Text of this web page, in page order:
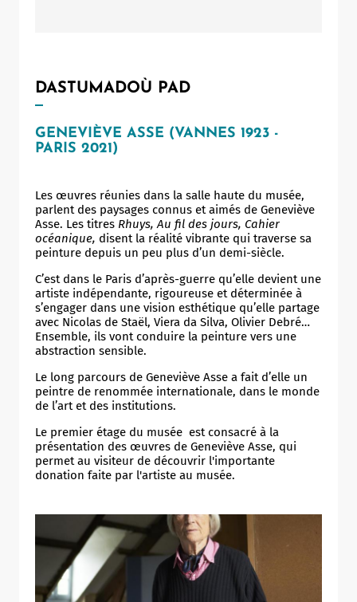
DASTUMADOÙ PAD
GENEVIÈVE ASSE (VANNES 1923 -
PARIS 2021)
Les œuvres réunies dans la salle haute du musée,
parlent des paysages connus et aimés de Geneviève
Asse. Les titres Rhuys, Au fil des jours, Cahier
océanique, disent la réalité vibrante qui traverse sa
peinture depuis un peu plus d’un demi-siècle.
C’est dans le Paris d’après-guerre qu’elle devient une
artiste indépendante, rigoureuse et déterminée à
s’engager dans une vision esthétique qu’elle partage
avec Nicolas de Staël, Viera da Silva, Olivier Debré…
Ensemble, ils vont conduire la peinture vers une
abstraction sensible.
Le long parcours de Geneviève Asse a fait d’elle un
peintre de renommée internationale, dans le monde
de l’art et des institutions.
Le premier étage du musée est consacré à la
présentation des œuvres de Geneviève Asse, qui
permet au visiteur de découvrir l'importante
donation faite par l'artiste au musée.